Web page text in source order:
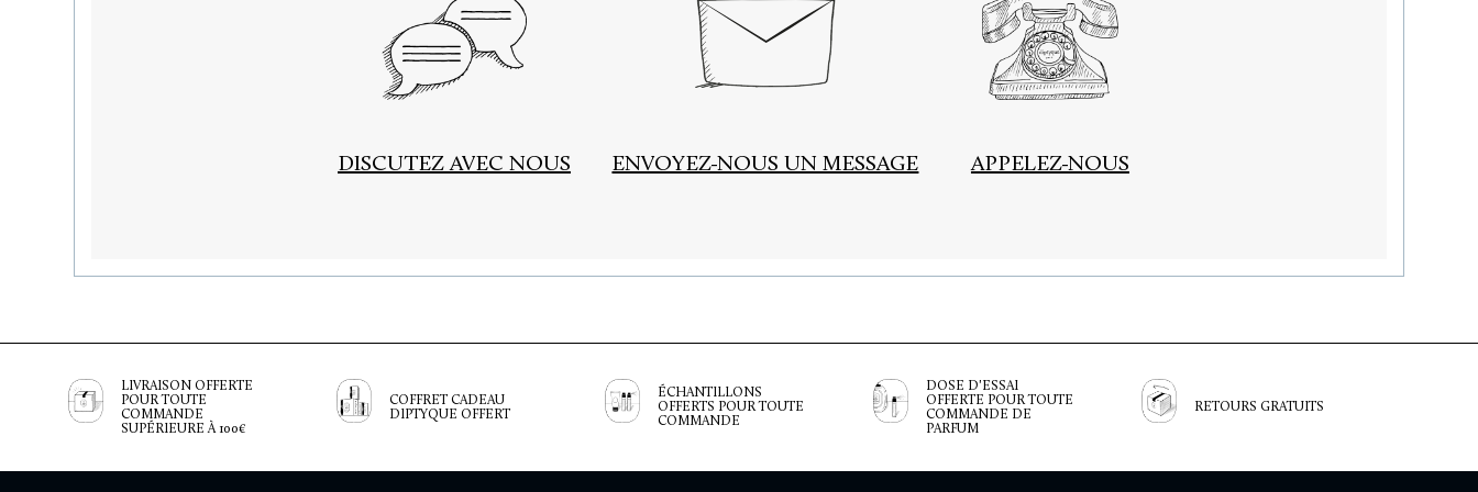
DISCUTEZ AVEC NOUS ENVOYEZ-NOUS UN MESSAGE APPELEZ-NOUS
LIVRAISON OFFERTE
POUR TOUTE
COMMANDE
SUPÉRIEURE À 100€
COFFRET CADEAU
DIPTYQUE OFFERT
ÉCHANTILLONS
OFFERTS POUR TOUTE
COMMANDE
DOSE D'ESSAI
OFFERTE POUR TOUTE
COMMANDE DE
PARFUM
RETOURS GRATUITS